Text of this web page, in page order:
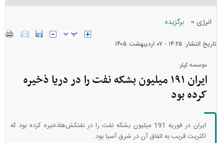
انرژی » برگزیده
تاریخ انتشار: ۱۴:۲۵ - ۰۷ ارديبهشت ۱۴۰۵
موسسه کپلر:
ایران ۱۹۱ میلیون بشکه نفت را در دریا ذخیره
کرده بود
ایران در فوریه 191 میلیون بشکه نفت را در نفتکش‌هاذخیره کرده بود که
اکثریت قریب به اتفاق آن در شرق آسیا بود.